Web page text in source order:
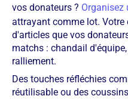
vos donateurs ? Organisez
attrayant comme lot. Votre
d'articles que vos
matchs : chandail
ralliement.
Des touches réfléchies
réutilisable ou des